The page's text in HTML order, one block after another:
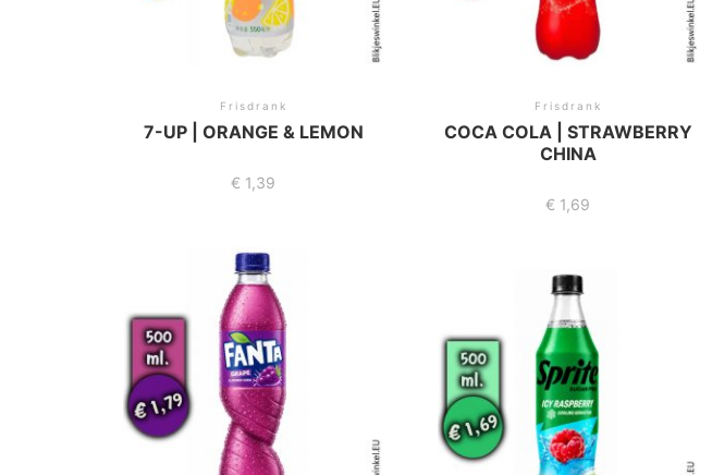
Frisdrank
7-UP | ORANGE & LEMON
€ 1,39
Frisdrank
COCA COLA | STRAWBERRY
CHINA
€ 1,69